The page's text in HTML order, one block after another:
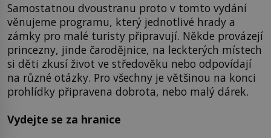
Samostatnou dvoustranu proto v tomto vydání
věnujeme programu, který jednotlivé hrady a
zámky pro malé turisty připravují. Někde provázejí
princezny, jinde čarodějnice, na leckterých místech
si děti zkusí život ve středověku nebo odpovídají
na různé otázky. Pro všechny je většinou na konci
prohlídky připravena dobrota, nebo malý dárek.
Vydejte se za hranice